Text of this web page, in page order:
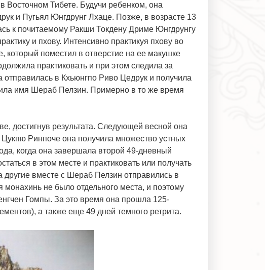
Восточном Тибете. Будучи ребенком, она
и Пугьял Юнгдрунг Лхаце. Позже, в возрасте 13
к почитаемому Ракши Токдену Дриме Юнгдрунгу
и пхову. Интенсивно практикуя пхову во
поместил в отверстие на ее макушке
практиковать и при этом следила за
отправилась в Кхьюнгпо Риво Цедрук и получила
имя Шераб Пелзин. Примерно в то же время
достигнув результата. Следующей весной она
Ринпоче она получила множество устных
когда она завершала второй 49-дневный
в этом месте и практиковать или получать
вместе с Шераб Пелзин отправились в
монахинь не было отдельного места, и поэтому
Гомпы. За это время она прошла 125-
а также еще 49 дней темного ретрита.